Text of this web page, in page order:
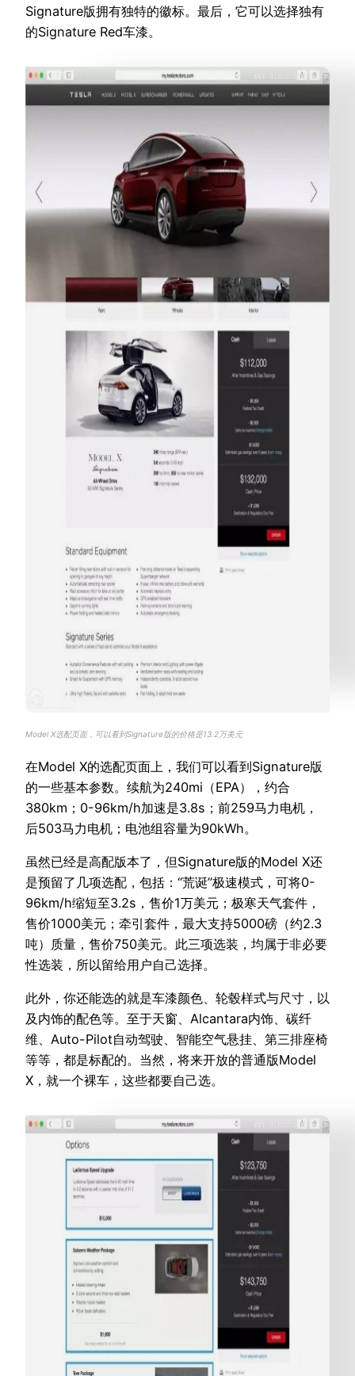
Signature版拥有独特的徽标。最后，它可以选择独有
的Signature Red车漆。
Model X选配页面，可以看到Signature版的价格是13.2万美元
在Model X的选配页面上，我们可以看到Signature版
的一些基本参数。续航为240mi（EPA），约合
380km；0-96km/h加速是3.8s；前259马力电机，
后503马力电机；电池组容量为90kWh。
虽然已经是高配版本了，但Signature版的Model X还
是预留了几项选配，包括：“荒诞”极速模式，可将0-
96km/h缩短至3.2s，售价1万美元；极寒天气套件，
售价1000美元；牵引套件，最大支持5000磅（约2.3
吨）质量，售价750美元。此三项选装，均属于非必要
性选装，所以留给用户自己选择。
此外，你还能选的就是车漆颜色、轮毂样式与尺寸，以
及内饰的配色等。至于天窗、Alcantara内饰、碳纤
维、Auto-Pilot自动驾驶、智能空气悬挂、第三排座椅
等等，都是标配的。当然，将来开放的普通版Model
X，就一个裸车，这些都要自己选。